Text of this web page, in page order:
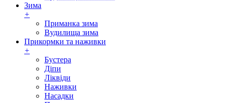
Зима
+
Приманка зима
Вудилища зима
Прикормки та наживки
+
Бустера
Діпи
Ліквіди
Наживки
Насадки